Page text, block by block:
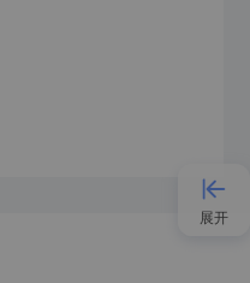
展开